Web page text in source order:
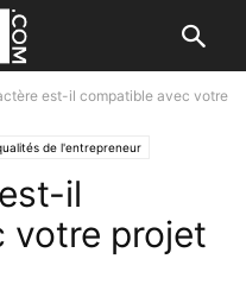
est-il compatible avec votre
de l'entrepreneur
il
votre projet